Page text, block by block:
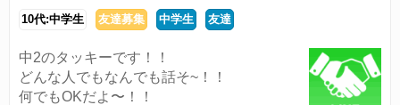
10代:中学生 友達募集 中学生 友達
中2のタッキーです！！
どんな人でもなんでも話そ~！！
何でもOKだよ〜！！